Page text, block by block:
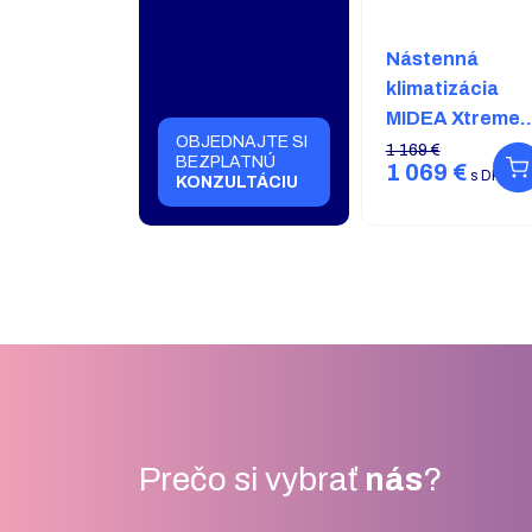
OBJEDNAJTE SI
BEZPLATNÚ
KONZULTÁCIU
Nástenná
klimatizácia
MIDEA Xtreme
Save 3,50 kW s
montážou v
1 169 €
1 069 € s DPH
Prečo si vybrať nás?